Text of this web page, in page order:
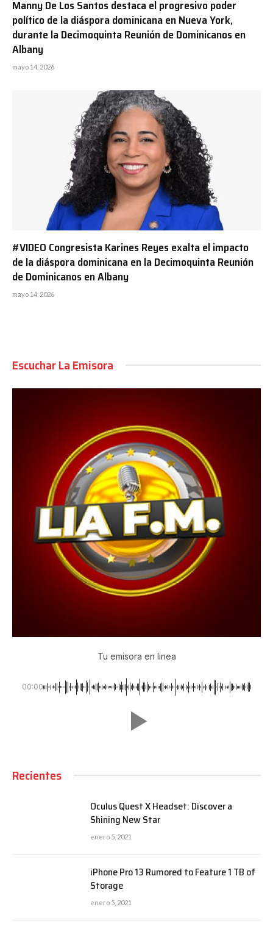
Manny De Los Santos destaca el progresivo poder
político de la diáspora dominicana en Nueva York,
durante la Decimoquinta Reunión de Dominicanos en
Albany
mayo 14, 2026
#VIDEO Congresista Karines Reyes exalta el impacto
de la diáspora dominicana en la Decimoquinta Reunión
de Dominicanos en Albany
mayo 14, 2026
Escuchar La Emisora
Tu emisora en linea
00:00
Recientes
Oculus Quest X Headset: Discover a
Shining New Star
enero 5, 2021
iPhone Pro 13 Rumored to Feature 1 TB of
Storage
enero 5, 2021